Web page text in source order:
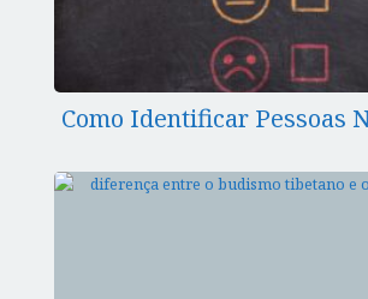
Como Identificar Pessoas